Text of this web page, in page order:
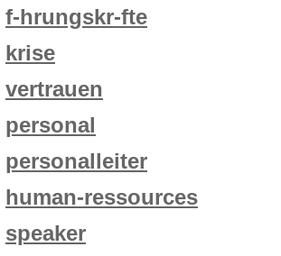
f-hrungskr-fte
krise
vertrauen
personal
personalleiter
human-ressources
speaker